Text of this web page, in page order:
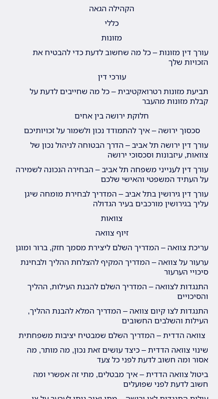
הקהילה הגאה
כללי
מזונות
עורך דין מזונות – כל מה שחשוב לדעת כדי להבטיח את
הזכויות שלך
עורכי דין
תביעת מזונות רטרואקטיבית – כל מה שחייבים לדעת על
קבלת מזונות מהעבר
חלוקת ירושה בין אחים
סכסוך ירושה – איך להתמודד נכון ולשמור על זכויותיכם
עורך דין ירושה תל אביב – הדרך הבטוחה לניהול נכון של
צוואות, עיזבונות וסכסוכי ירושה
עורך דין לענייני משפחה תל אביב – הבחירה הנכונה לשמירה
על העתיד המשפטי והאישי שלכם
עורך דין גירושין בתל אביב – המדריך לבחירת מומחה שיגן
עליך בגירושין מורכבים בעיר הגדולה
צוואות
זיוף צוואה
עריכת צוואה – המדריך השלם ליצירת מסמך חזק, ברור ומוגן
ערעור על צוואה – המדריך המקיף להצלחת ההליך ולבחינת
סיכויי הערעור
התנגדות לצוואה – המדריך השלם להבנת העילות, ההליך
והסיכויים
התנגדות לצו קיום צוואה – המדריך המלא להבנת ההליך,
העילות והשלבים החשובים
צוואה הדדית – המדריך השלם שמבטיח יציבות משפחתית
שינוי צוואה הדדית – כיצד עושים זאת נכון, מה מותר, מה
אסור ומה חשוב לדעת לפני כל צעד
ביטול צוואה הדדית – איך מבטלים, מתי זה אפשרי ומה
חשוב לדעת לפני שפועלים